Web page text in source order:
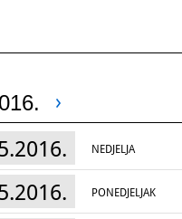
NEDJELJA
PONEDJELJAK